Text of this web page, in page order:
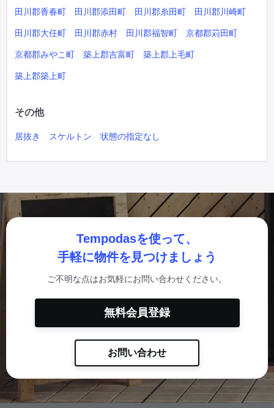
田川郡香春町 田川郡添田町 田川郡糸田町 田川郡川崎町
田川郡大任町 田川郡赤村 田川郡福智町 京都郡苅田町
京都郡みやこ町 築上郡吉富町 築上郡上毛町
築上郡築上町
その他
居抜き スケルトン 状態の指定なし
Tempodasを使って、
手軽に物件を見つけましょう
ご不明な点はお気軽にお問い合わせください。
無料会員登録
お問い合わせ